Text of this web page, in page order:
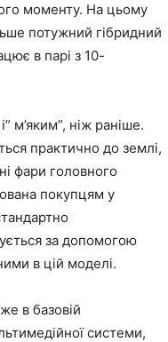
моменту. На цьому
потужний гібридний
в парі з 10-
м’яким”, ніж раніше.
практично до землі,
фари головного
покупцям у
за допомогою
в цій моделі.
в базовій
системи,